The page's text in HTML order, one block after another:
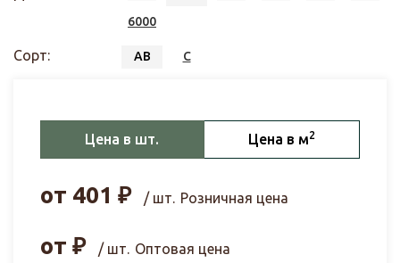
6000
Сорт: АВ С
Цена в шт. Цена в м2
от 401 ₽ / шт. Розничная цена
от ₽ / шт. Оптовая цена